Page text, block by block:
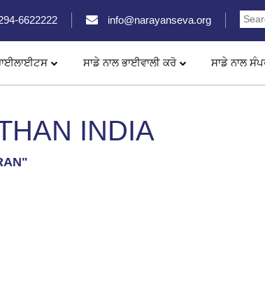
6622222 info@narayanseva.org
ਸਾਡੇ ਨਾਲ ਭਾਈਵਾਲੀ ਕਰੋ ਸਾਡੇ ਨਾਲ
INDIA